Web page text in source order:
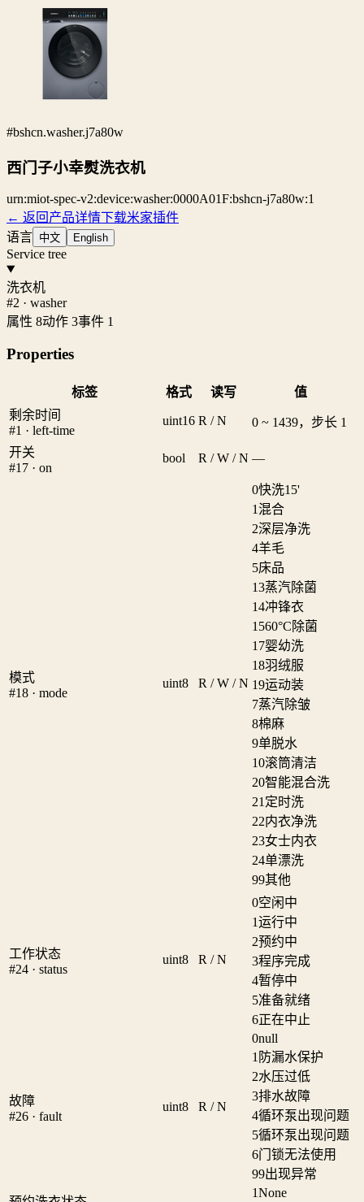
#bshcn.washer.j7a80w
西门子小幸熨洗衣机
urn:miot-spec-v2:device:washer:0000A01F:bshcn-j7a80w:1
← 返回产品详情下载米家插件
语言 中文 English
Service tree
洗衣机
#2 · washer
属性 8动作 3事件 1
Properties
标签 格式 读写
值
剩余时间
#1 · left-time
uint16 R / N 0 ~ 1439，步长 1
开关
#17 · on
bool R / W / N —
模式
#18 · mode
uint8 R / W / N
0快洗15'
1 混合
2深层净洗
4羊毛
5床品
13蒸汽除菌
14冲锋衣
1560°C除菌
17婴幼洗
18羽绒服
19运动装
7蒸汽除皱
8棉麻
9单脱水
10滚筒清洁
20智能混合洗
21 定时洗
22内衣净洗
23女士内衣
24单漂洗
99其他
工作状态
#24 · status
uint8 R / N
0空闲中
1运行中
2预约中
3程序完成
4暂停中
5准备就绪
6正在中止
故障
#26 · fault
uint8 R / N
0null
1 防漏水保护
2水压过低
3排水故障
4循环泵出现问题
5循环泵出现问题
6门锁无法使用
99出现异常
1None